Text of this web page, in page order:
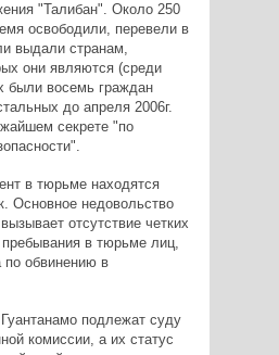
"Талибан". Около 250
освободили, перевели в
выдали странам,
они являются (среди
были восемь граждан
до апреля 2006г.
секрете "по
в тюрьме находятся
Основное недовольство
отсутствие четких
в тюрьме лиц,
обвинению в
подлежат суду
комиссии, а их статус